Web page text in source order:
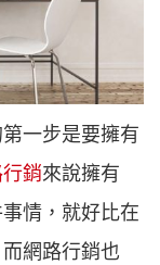
一步是要擁有
銷來說擁有
情，就好比在
網路行銷也